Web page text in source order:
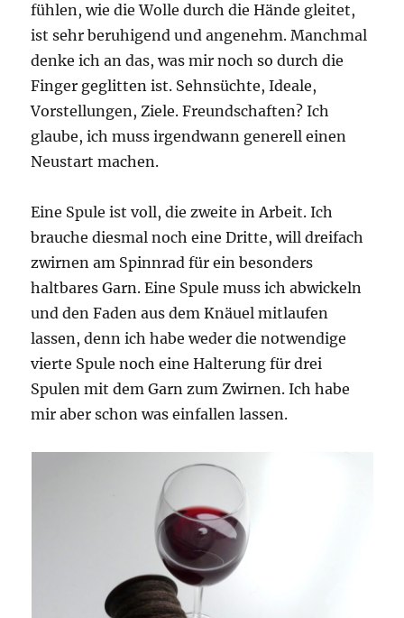
fühlen, wie die Wolle durch die Hände gleitet,
ist sehr beruhigend und angenehm. Manchmal
denke ich an das, was mir noch so durch die
Finger geglitten ist. Sehnsüchte, Ideale,
Vorstellungen, Ziele. Freundschaften? Ich
glaube, ich muss irgendwann generell einen
Neustart machen.
Eine Spule ist voll, die zweite in Arbeit. Ich
brauche diesmal noch eine Dritte, will dreifach
zwirnen am Spinnrad für ein besonders
haltbares Garn. Eine Spule muss ich abwickeln
und den Faden aus dem Knäuel mitlaufen
lassen, denn ich habe weder die notwendige
vierte Spule noch eine Halterung für drei
Spulen mit dem Garn zum Zwirnen. Ich habe
mir aber schon was einfallen lassen.